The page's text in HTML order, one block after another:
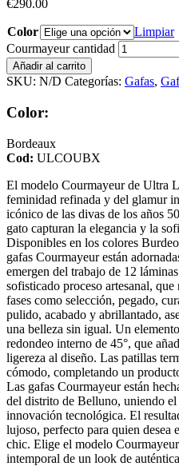
€290.00
Color
Limpiar
Courmayeur cantidad
Añadir al carrito
SKU: N/D Categorías: Gafas,
Color:
Bordeaux
Cod: ULCOUBX
El modelo Courmayeur de Ultra
feminidad refinada y del glamur
icónico de las divas de los años
gato capturan la elegancia y la
Disponibles en los colores
gafas Courmayeur están
emergen del trabajo de 12
sofisticado proceso artesanal,
fases como selección, pegado,
pulido, acabado y abrillantado,
una belleza sin igual. Un
redondeo interno de 45°, que
ligereza al diseño. Las patillas
cómodo, completando un
Las gafas Courmayeur están
del distrito de Belluno, uniendo
innovación tecnológica. El
lujoso, perfecto para quien desea
chic. Elige el modelo
intemporal de un look de